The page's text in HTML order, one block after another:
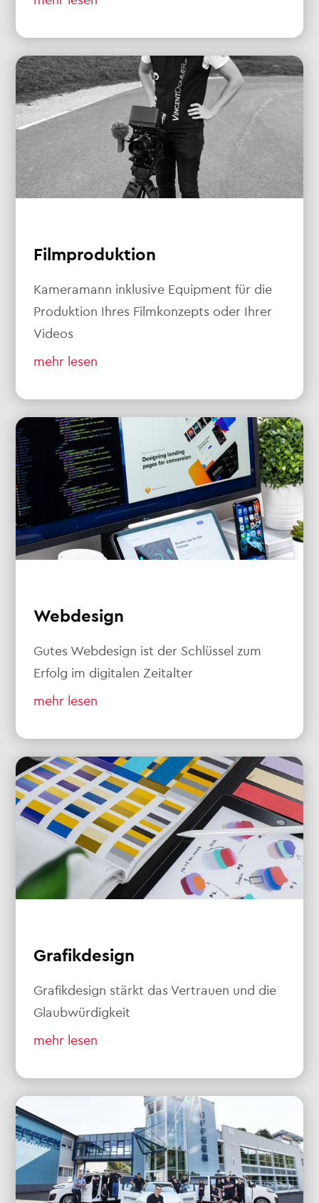
Filmproduktion
Kameramann inklusive Equipment für die
Produktion Ihres Filmkonzepts oder Ihrer
Videos
mehr lesen
Webdesign
Gutes Webdesign ist der Schlüssel zum
Erfolg im digitalen Zeitalter
mehr lesen
Grafikdesign
Grafikdesign stärkt das Vertrauen und die
Glaubwürdigkeit
mehr lesen